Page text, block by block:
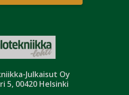
Julkaisut Oy
5, 00420 Helsinki